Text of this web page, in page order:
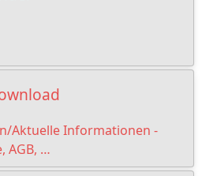
Aktuelle Informationen -
AGB, …